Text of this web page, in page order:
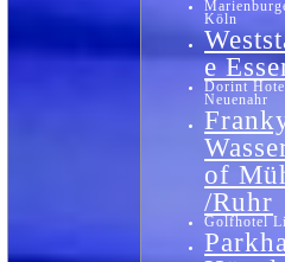
Köln
e
Dorint
Neuenahr
of
/Ruhr
Golfhotel